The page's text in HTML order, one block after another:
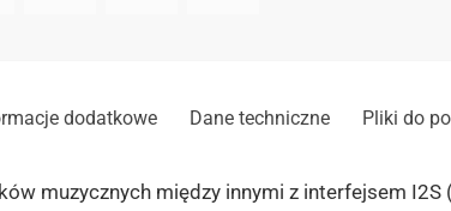
dodatkowe Dane techniczne Pliki do
muzycznych między innymi z interfejsem I2S